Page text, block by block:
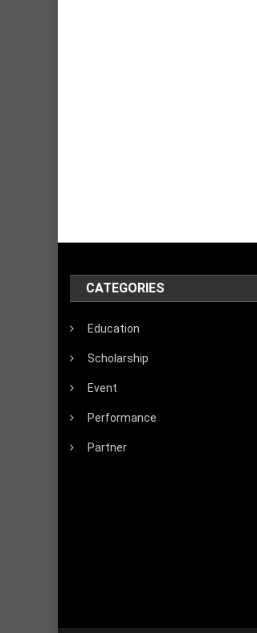
CATEGORIES
Education
Scholarship
Event
Performance
Partner